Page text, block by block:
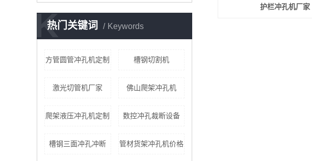
热门关键词 Keywords
K
方管圆管冲孔机定制 槽钢切割机
激光切管机厂家 佛山爬架冲孔机
爬架液压冲孔机定制 数控冲孔裁断设备
槽钢三面冲孔冲断 管材货架冲孔机价格
护栏冲孔机厂家